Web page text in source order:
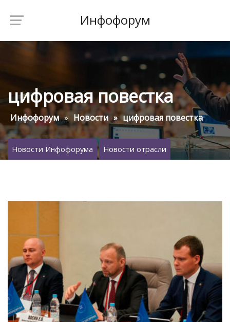
Инфофорум
цифровая повестка
Инфофорум Новости цифровая повестка
Новости Инфофорума Новости отрасли